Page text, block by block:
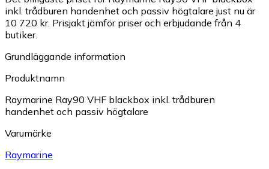
inkl. trådburen handenhet och passiv högtalare just nu är
10 720 kr. Prisjakt jämför priser och erbjudande från 4
butiker.
Grundläggande information
Produktnamn
Raymarine Ray90 VHF blackbox inkl. trådburen
handenhet och passiv högtalare
Varumärke
Raymarine